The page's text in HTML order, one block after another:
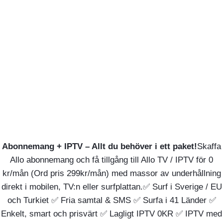
Abonnemang + IPTV – Allt du behöver i ett paket!Skaffa
Allo abonnemang och få tillgång till Allo TV / IPTV för 0
kr/mån (Ord pris 299kr/mån) med massor av underhållning
direkt i mobilen, TV:n eller surfplattan.✅ Surf i Sverige / EU
och Turkiet ✅ Fria samtal & SMS ✅ Surfa i 41 Länder ✅
Enkelt, smart och prisvärt ✅ Lagligt IPTV 0KR ✅ IPTV med